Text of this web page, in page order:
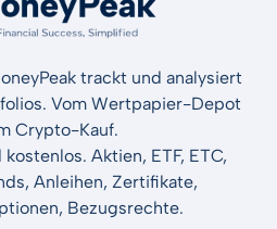
trackt und analysiert
Vom Wertpapier-Depot
Crypto-Kauf.
Aktien, ETF, ETC,
Anleihen, Zertifikate,
Bezugsrechte.